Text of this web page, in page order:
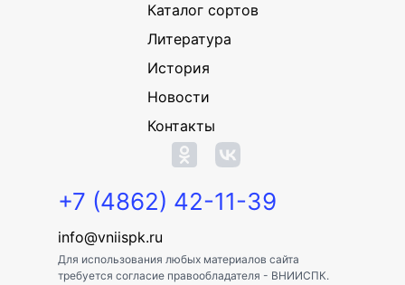
Каталог сортов
Литература
История
Новости
Контакты
+7 (4862) 42-11-39
info@vniispk.ru
Для использования любых материалов сайта
требуется согласие правообладателя - ВНИИСПК.